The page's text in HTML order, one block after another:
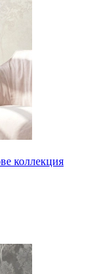
коллекция